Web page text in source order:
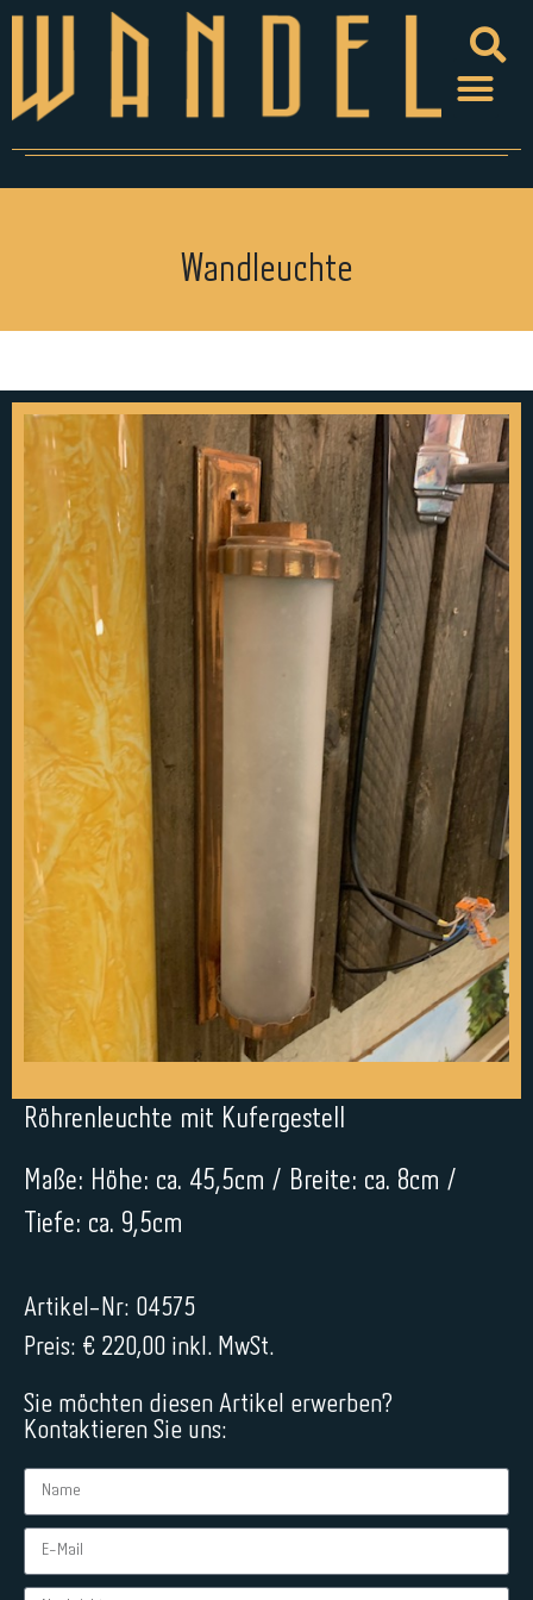
Wandleuchte
Röhrenleuchte mit Kufergestell
Maße: Höhe: ca. 45,5cm / Breite: ca. 8cm /
Tiefe: ca. 9,5cm
Artikel-Nr: 04575
Preis: € 220,00 inkl. MwSt.
Sie möchten diesen Artikel erwerben?
Kontaktieren Sie uns: